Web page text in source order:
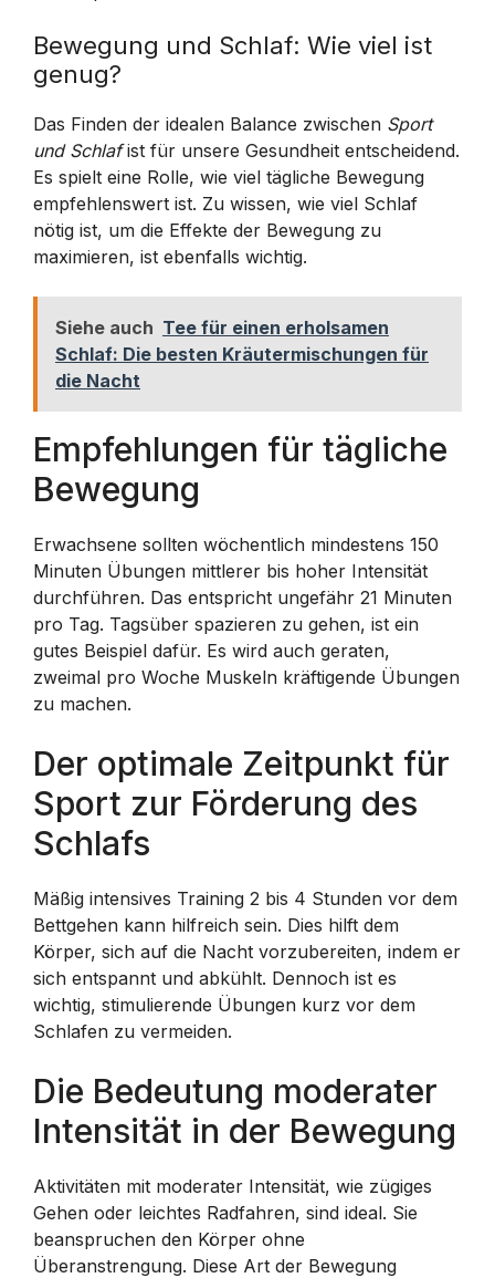
Bewegung und Schlaf: Wie viel ist
genug?
Das Finden der idealen Balance zwischen Sport
und Schlafist für unsere Gesundheit entscheidend.
Es spielt eine Rolle, wie viel tägliche Bewegung
empfehlenswert ist. Zu wissen, wie viel Schlaf
nötig ist, um die Effekte der Bewegung zu
maximieren, ist ebenfalls wichtig.
Siehe auch Tee für einen erholsamen
Schlaf: Die besten Kräutermischungen für
die Nacht
Empfehlungen für tägliche
Bewegung
Erwachsene sollten wöchentlich mindestens 150
Minuten Übungen mittlerer bis hoher Intensität
durchführen. Das entspricht ungefähr 21 Minuten
pro Tag. Tagsüber spazieren zu gehen, ist ein
gutes Beispiel dafür. Es wird auch geraten,
zweimal pro Woche Muskeln kräftigende Übungen
zu machen.
Der optimale Zeitpunkt für
Sport zur Förderung des
Schlafs
Mäßig intensives Training 2 bis 4 Stunden vor dem
Bettgehen kann hilfreich sein. Dies hilft dem
Körper, sich auf die Nacht vorzubereiten, indem er
sich entspannt und abkühlt. Dennoch ist es
wichtig, stimulierende Übungen kurz vor dem
Schlafen zu vermeiden.
Die Bedeutung moderater
Intensität in der Bewegung
Aktivitäten mit moderater Intensität, wie zügiges
Gehen oder leichtes Radfahren, sind ideal. Sie
beanspruchen den Körper ohne
Überanstrengung. Diese Art der Bewegung